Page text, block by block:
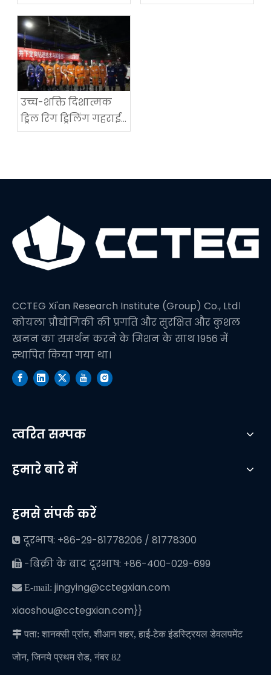
तकनीकी उपकरण
परीक्षण में सफलता
कोलमाइन रोडवे-
उच्च-शक्ति दिशात्मक
ड्रिल रिग ड्रिलिंग गहराई
में एक नया विश्व रिकॉर्ड
CCTEG Xi'an Research Institute (Group) Co., Ltd।
कोयला प्रौद्योगिकी की प्रगति और सुरक्षित और कुशल
खनन का समर्थन करने के मिशन के साथ 1956 में
स्थापित किया गया था।
त्वरित सम्पक
हमारे बारे में
हमसे संपर्क करें
 दूरभाष: +86-29-81778206 / 81778300
 -बिक्री के बाद दूरभाष: +86-400-029-699
 E-mail: jingying@cctegxian.com
xiaoshou@cctegxian.com}}
 पता: शानक्सी प्रांत, शीआन शहर, हाई-टेक इंडस्ट्रियल डेवलपमेंट
जोन, जिनये प्रथम रोड, नंबर 82